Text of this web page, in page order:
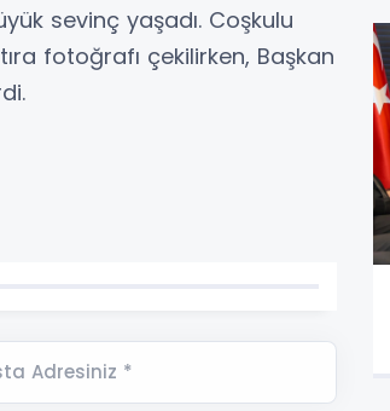
sevinç yaşadı. Coşkulu
fotoğrafı çekilirken, Başkan
Adresiniz *